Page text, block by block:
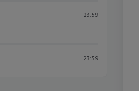
23:59
23:59